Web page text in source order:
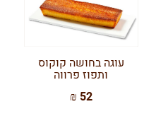
עוגה בחושה קוקוס
ותפוז פרווה
52 ₪